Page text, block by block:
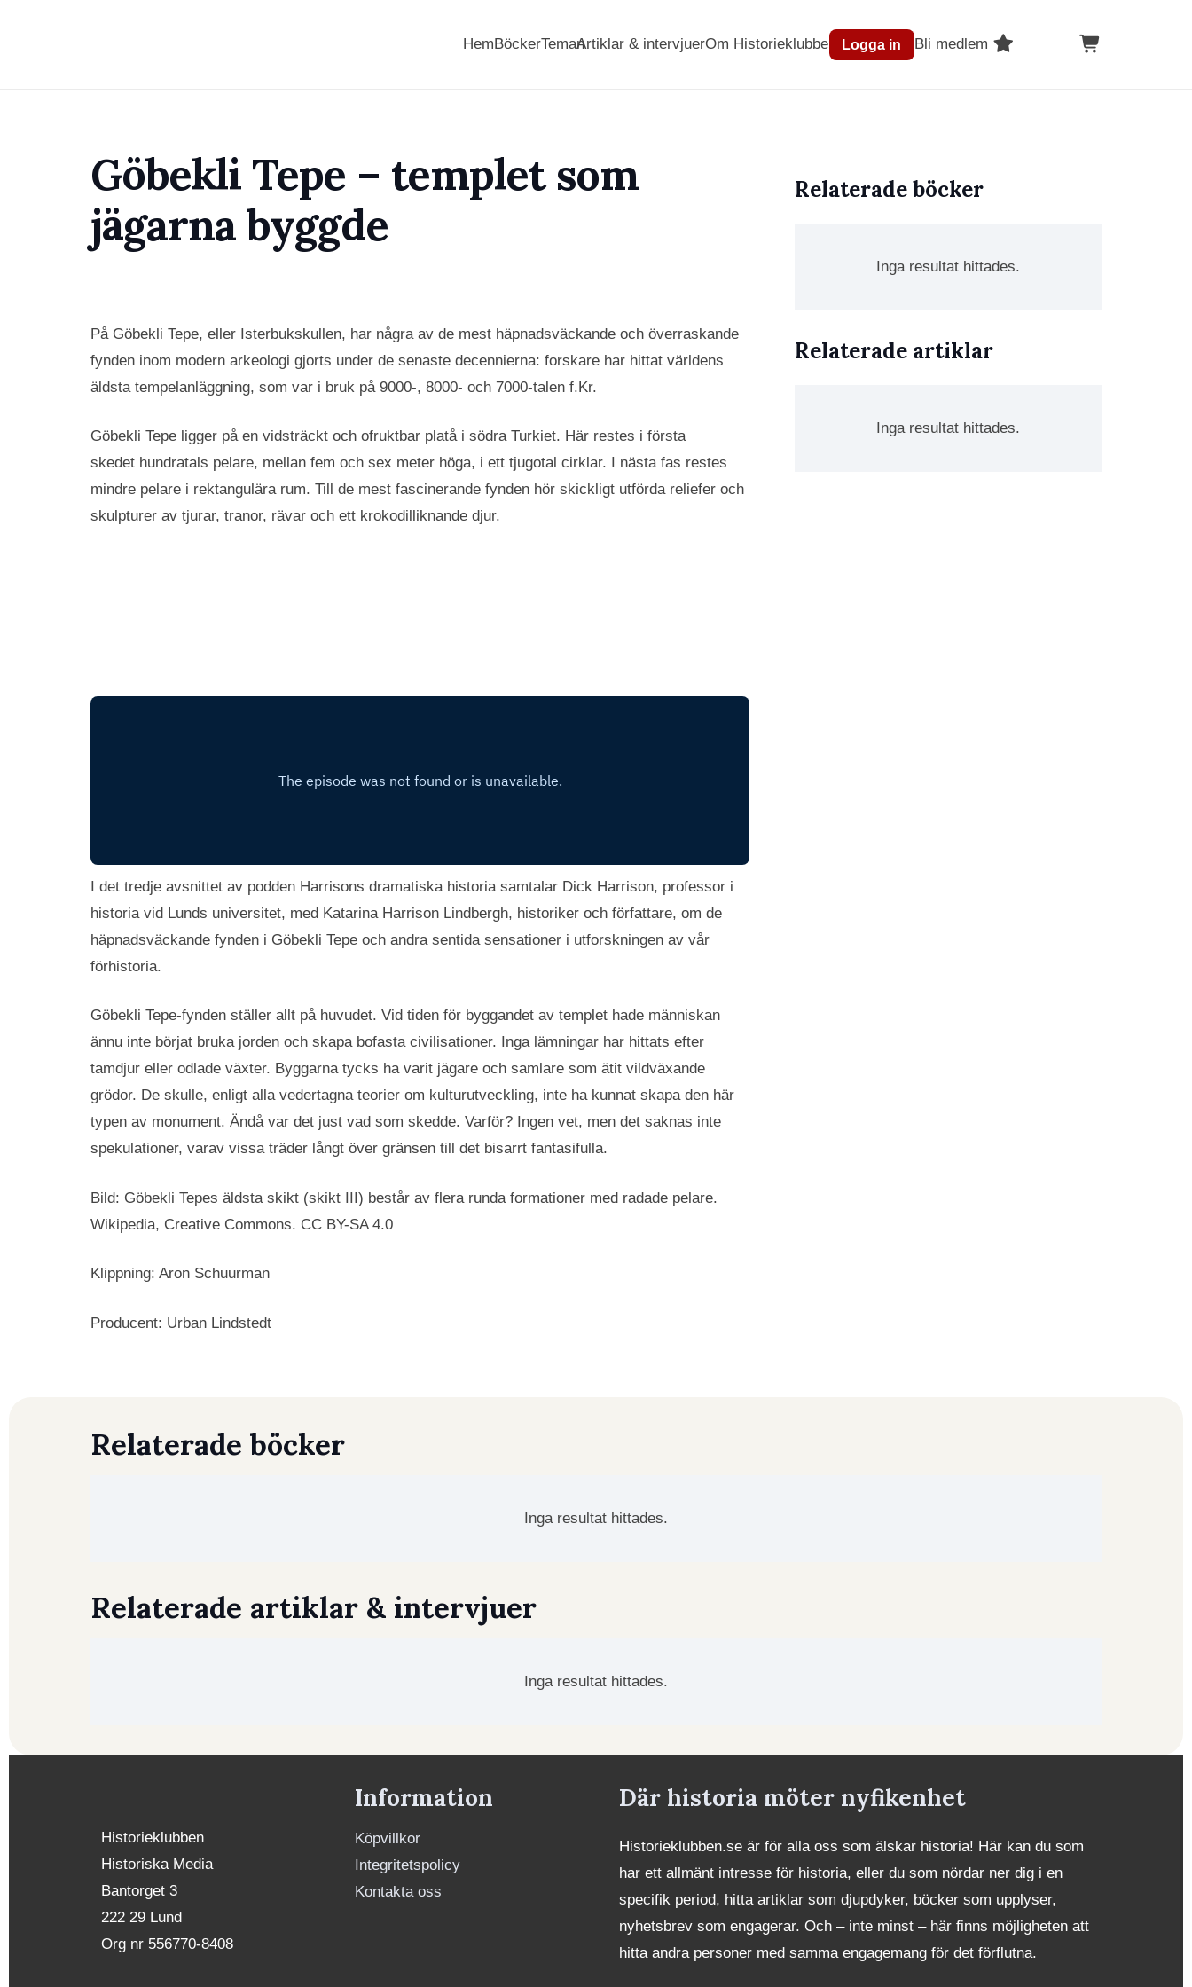
HemBöckerTemanArtiklar & intervjuerOm Historieklubben Logga in Bli medlem
Göbekli Tepe – templet som
jägarna byggde
På Göbekli Tepe, eller Isterbukskullen, har några av de mest häpnadsväckande och överraskande
fynden inom modern arkeologi gjorts under de senaste decennierna: forskare har hittat världens
äldsta tempelanläggning, som var i bruk på 9000-, 8000- och 7000-talen f.Kr.
Göbekli Tepe ligger på en vidsträckt och ofruktbar platå i södra Turkiet. Här restes i första
skedet hundratals pelare, mellan fem och sex meter höga, i ett tjugotal cirklar. I nästa fas restes
mindre pelare i rektangulära rum. Till de mest fascinerande fynden hör skickligt utförda reliefer och
skulpturer av tjurar, tranor, rävar och ett krokodilliknande djur.
I det tredje avsnittet av podden Harrisons dramatiska historia samtalar Dick Harrison, professor i
historia vid Lunds universitet, med Katarina Harrison Lindbergh, historiker och författare, om de
häpnadsväckande fynden i Göbekli Tepe och andra sentida sensationer i utforskningen av vår
förhistoria.
Göbekli Tepe-fynden ställer allt på huvudet. Vid tiden för byggandet av templet hade människan
ännu inte börjat bruka jorden och skapa bofasta civilisationer. Inga lämningar har hittats efter
tamdjur eller odlade växter. Byggarna tycks ha varit jägare och samlare som ätit vildväxande
grödor. De skulle, enligt alla vedertagna teorier om kulturutveckling, inte ha kunnat skapa den här
typen av monument. Ändå var det just vad som skedde. Varför? Ingen vet, men det saknas inte
spekulationer, varav vissa träder långt över gränsen till det bisarrt fantasifulla.
Bild: Göbekli Tepes äldsta skikt (skikt III) består av flera runda formationer med radade pelare.
Wikipedia, Creative Commons. CC BY-SA 4.0
Klippning: Aron Schuurman
Producent: Urban Lindstedt
Relaterade böcker
Inga resultat hittades.
Relaterade artiklar
Inga resultat hittades.
Relaterade böcker
Inga resultat hittades.
Relaterade artiklar & intervjuer
Inga resultat hittades.
Historieklubben
Historiska Media
Bantorget 3
222 29 Lund
Org nr 556770-8408
Information
Köpvillkor
Integritetspolicy
Kontakta oss
Där historia möter nyfikenhet
Historieklubben.se är för alla oss som älskar historia! Här kan du som
har ett allmänt intresse för historia, eller du som nördar ner dig i en
specifik period, hitta artiklar som djupdyker, böcker som upplyser,
nyhetsbrev som engagerar. Och – inte minst – här finns möjligheten att
hitta andra personer med samma engagemang för det förflutna.